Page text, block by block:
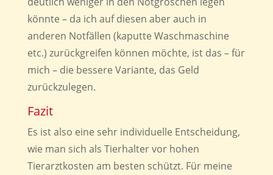
könnte – da ich auf diesen aber auch in
anderen Notfällen (kaputte Waschmaschine
etc.) zurückgreifen können möchte, ist das – für
mich – die bessere Variante, das Geld
zurückzulegen.
Fazit
Es ist also eine sehr individuelle Entscheidung,
wie man sich als Tierhalter vor hohen
Tierarztkosten am besten schützt. Für meine